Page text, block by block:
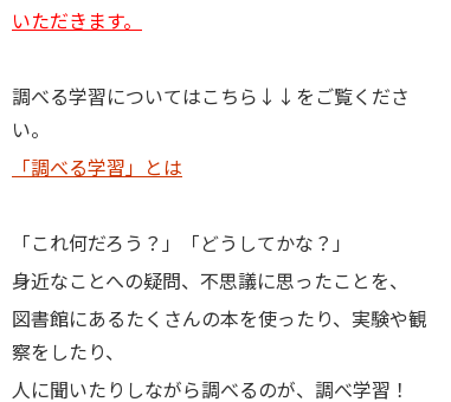
いただきます。
調べる学習についてはこちら↓↓をご覧くださ
い。
「調べる学習」とは
「これ何だろう？」「どうしてかな？」
身近なことへの疑問、不思議に思ったことを、
図書館にあるたくさんの本を使ったり、実験や観
察をしたり、
人に聞いたりしながら調べるのが、調べ学習！